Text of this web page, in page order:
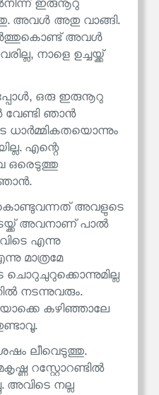
ഇരുനൂറു
അവൾ അതു വാങ്ങി.
അവൾ
നാളെ ഉച്ചയ്ക്ക്
ഒരു ഇരുനൂറു
ഞാൻ
ധാർമ്മികതയൊന്നും
എന്റെ
ഒരെടുത്തു
ഞാൻ.
കൊണ്ടുവന്നത് അവളുടെ
അവനാണ് പാൽ
എന്നു
മാത്രമേ
ചൊറുചുറുക്കൊന്നുമില്ല
നടന്നുവരും.
കഴിഞ്ഞാലേ
ലീവെടുത്തു.
റസ്റ്റോറണ്ടിൽ
അവിടെ നല്ല